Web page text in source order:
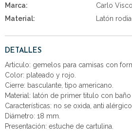
Marca:
Carlo
Material:
Latón
DETALLES
Articulo: gemelos para camisas con
Color: plateado y rojo.
Cierre: basculante, tipo americano.
Material: latón de primer titulo con
Características: no se oxida, anti
Diámetro: 18 mm.
Presentación: estuche de cartulina.